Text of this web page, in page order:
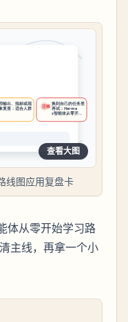
查看大图
线图应用复盘卡
体从零开始学习路
主线，再拿一个小